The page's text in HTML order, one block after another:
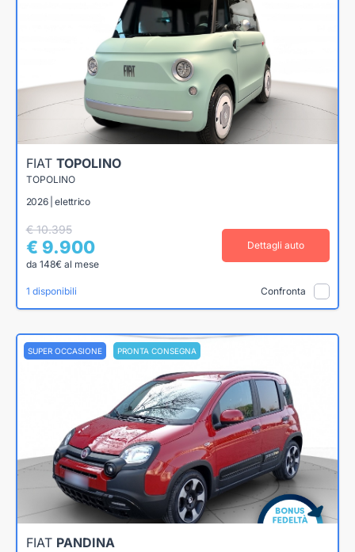
FIAT TOPOLINO
TOPOLINO
2026 | elettrico
€ 10.395
€ 9.900
da 148€ al mese
Dettagli auto
1 disponibili Confronta
SUPER OCCASIONE PRONTA CONSEGNA
FIAT PANDINA